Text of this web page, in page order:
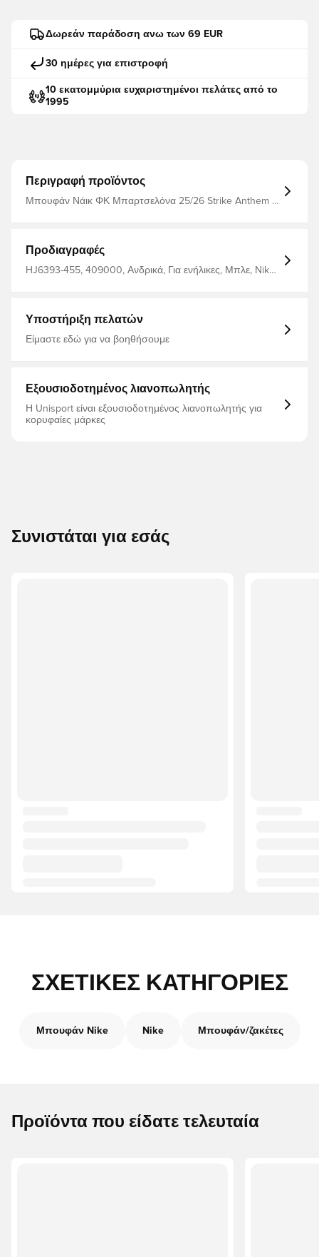
Δωρεάν παράδοση ανω των 69 EUR
30 ημέρες για επιστροφή
10 εκατομμύρια ευχαριστημένοι πελάτες από το
1995
Περιγραφή προϊόντος
Μπουφάν Νάικ ΦΚ Μπαρτσελόνα 25/26 Strike Anthem -
Προδιαγραφές
HJ6393-455, 409000, Ανδρικά, Για ενήλικες, Μπλε, Nike,
Υποστήριξη πελατών
Είμαστε εδώ για να βοηθήσουμε
Εξουσιοδοτημένος λιανοπωλητής
Η Unisport είναι εξουσιοδοτημένος λιανοπωλητής για
κορυφαίες μάρκες
Συνιστάται για εσάς
ΣΧΕΤΙΚΈΣ ΚΑΤΗΓΟΡΊΕΣ
Μπουφάν Nike Nike Μπουφάν/ζακέτες
Προϊόντα που είδατε τελευταία